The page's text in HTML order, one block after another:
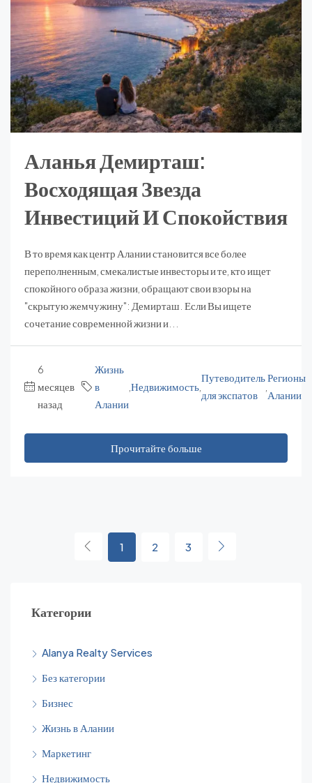
Аланья Демирташ:
Восходящая Звезда
Инвестиций И Спокойствия
В то время как центр Алании становится все более
переполненным, смекалистые инвесторы и те, кто ищет
спокойного образа жизни, обращают свои взоры на
"скрытую жемчужину": Демирташ. Если Вы ищете
сочетание современной жизни и...
6
месяцев
назад
Жизнь
в
Алании
Недвижимость
Путеводитель
для экспатов
Регионы
Алании
Прочитайте больше
1 2 3
Категории
Alanya Realty Services
Без категории
Бизнес
Жизнь в Алании
Маркетинг
Недвижимость